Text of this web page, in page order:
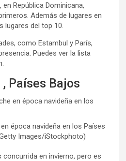
República Dominicana,
Además de lugares en
lugares del top 10.
como Estambul y París,
Puedes ver la lista
, Países Bajos
época navideña en los Países
Images/iStockphoto)
en invierno, pero es